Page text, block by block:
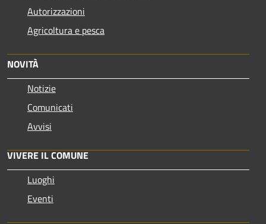
Autorizzazioni
Agricoltura e pesca
NOVITÀ
Notizie
Comunicati
Avvisi
VIVERE IL COMUNE
Luoghi
Eventi